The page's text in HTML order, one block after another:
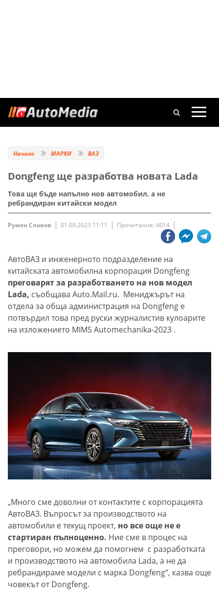
Начало МАРКИ ВАЗ
Dongfeng ще разработва новата Lada
Това ще бъде напълно нов автомобил, а не
ребрандиран китайски модел
Румен Славов 01.09.2023 11:11 Прочитания: 4014
АвтоВАЗ и инженерното подразделение на
китайската автомобилна корпорация Dongfeng
преговарят за разработването на нов модел
Lada, съобщава Auto.Mail.ru. Мениджърът на
отдела за обща администрация на Dongfeng е
потвърдил това пред руски журналистив кулоарите
на изложението MIMS Automechanika-2023 .
„Много сме доволни от контактите с корпорацията
АвтоВАЗ. Въпросът за производството на
автомобили е текущ проект, но все още не е
стартиран пълноценно. Ние сме в процес на
преговори, но можем да помогнем с разработката
и производството на автомобила Lada, а не да
ребрандираме модели с марка Dongfeng“, казва още
човекът от Dongfeng.